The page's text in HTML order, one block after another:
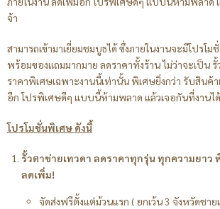
จ้า
สามารถเข้ามาเยี่ยมชมบูธได้ ซึ่งภายในงานจะมีโปรโ
พร้อมของแถมมากมาย ลดราคาทั้งร้าน ไม่ว่าจะเป็น
ราคาพิเศษเฉพาะงานนี้เท่านั้น พิเศษยิ่งกว่า รับสินค้า
อีก โปรพิเศษดีๆ แบบนี้ห้ามพลาด แล้วเจอกันที่งานได้
โปรโมชั่นพิเศษ ดังนี้
รั้วตาข่ายเทวดา ลดราคาทุกรุ่น ทุกความยาว
ลดเพิ่ม!
จัดส่งฟรีตั้งแต่ม้วนแรก ( ยกเว้น 3 จังหวัดชา